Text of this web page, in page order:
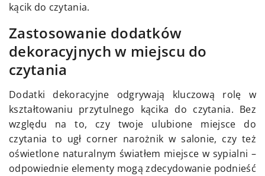
kącik do czytania.
Zastosowanie dodatków
dekoracyjnych w miejscu do
czytania
Dodatki dekoracyjne odgrywają kluczową rolę w
kształtowaniu przytulnego kącika do czytania. Bez
względu na to, czy twoje ulubione miejsce do
czytania to ugł corner narożnik w salonie, czy też
oświetlone naturalnym światłem miejsce w sypialni –
odpowiednie elementy mogą zdecydowanie podnieść